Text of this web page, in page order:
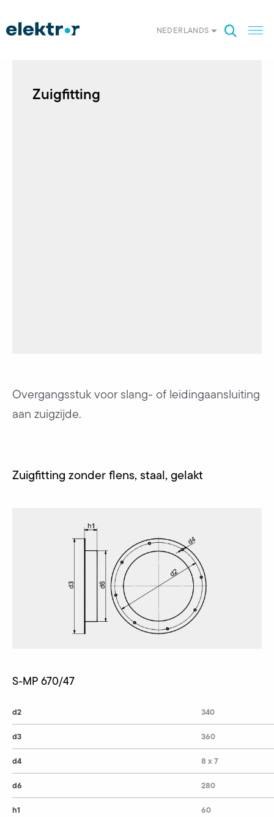
NEDERLANDS
Zuigfitting
Overgangsstuk voor slang- of leidingaansluiting
aan zuigzijde.
Zuigfitting zonder flens, staal, gelakt
S-MP 670/47
d2
d3
d4
d6
h1
340
360
8 x 7
280
60